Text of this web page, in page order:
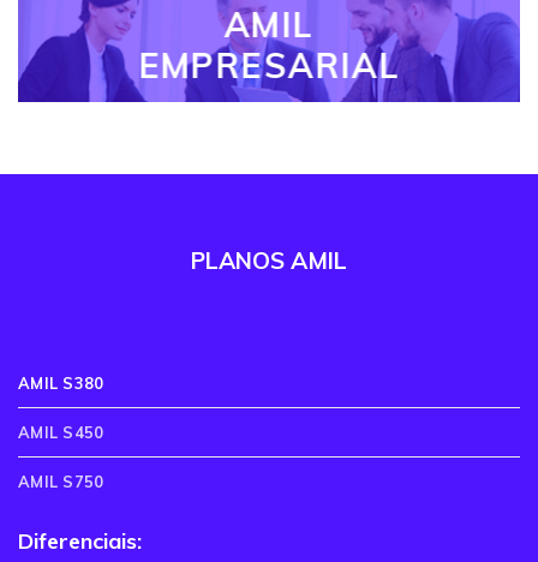
AMIL
EMPRESARIAL
PLANOS AMIL
AMIL S380
AMIL S450
AMIL S750
Diferenciais: